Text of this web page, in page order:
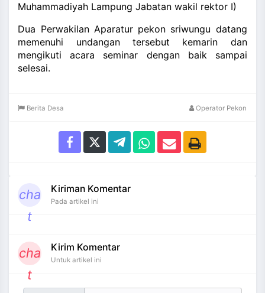
Muhammadiyah Lampung Jabatan wakil rektor I)
Dua Perwakilan Aparatur pekon sriwungu datang
memenuhi undangan tersebut kemarin dan
mengikuti acara seminar dengan baik sampai
selesai.
Berita Desa Operator Pekon
cha
t
Kiriman Komentar
Pada artikel ini
cha
t
Kirim Komentar
Untuk artikel ini